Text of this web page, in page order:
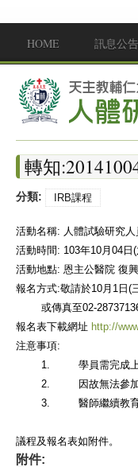
Main menu
HOME 訊息公告
轉知
分類: IRB課程
活動名稱: 人體試驗研究
活動時間: 103年10月04日
活動地點: 恩主公醫院 復
報名方式:敬請於10月1日(
或傳真至02-
報名表下載網址 http://
注意事項:
1. 學員需完成
2. 因故無法參
3. 醫師繼續教
議程及報名表如附件。
附件: